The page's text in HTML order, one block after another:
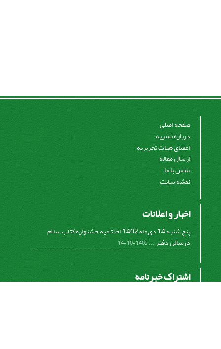
صفحه اصلی
درباره نشریه
اعضای هیات تحریریه
ارسال مقاله
تماس با ما
نقشه سایت
اخبار و اعلانات
پنج شنبه 14 دی ماه 1402 اختتامیه جشنواره کتاب سلام
درسالن دفتر ...1402-10-14
اشتراک خبرنامه